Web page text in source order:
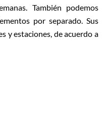
También podemos
por separado. Sus
y estaciones, de acuerdo a